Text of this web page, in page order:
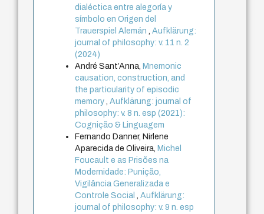
dialéctica entre alegoría y
símbolo en Origen del
Trauerspiel Alemán,Aufklärung:
journal of philosophy: v. 11 n. 2
(2024)
André Sant’Anna, Mnemonic
causation, construction, and
the particularity of episodic
memory,Aufklärung: journal of
philosophy: v. 8 n. esp (2021):
Cognição & Linguagem
Fernando Danner, Nirlene
Aparecida de Oliveira, Michel
Foucault e as Prisões na
Modernidade: Punição,
Vigilância Generalizada e
Controle Social,Aufklärung:
journal of philosophy: v. 9 n. esp